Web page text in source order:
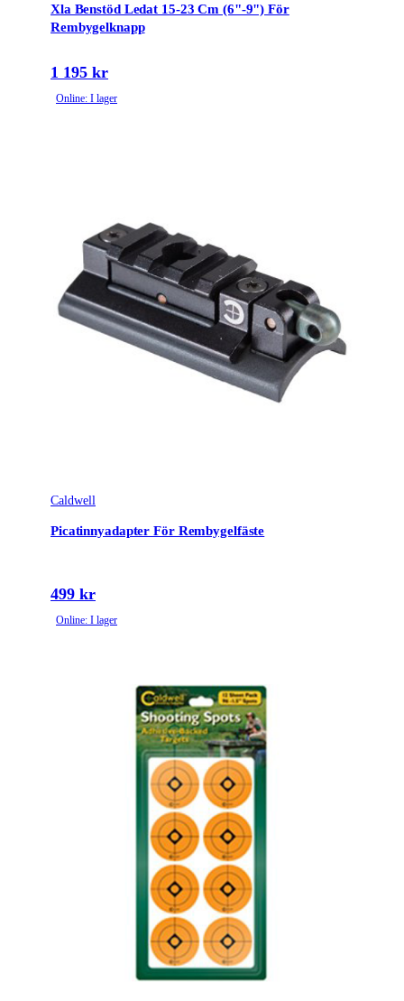
Xla Benstöd Ledat 15-23 Cm (6"-9") För
Rembygelknapp
1 195 kr
Online: I lager
Caldwell
Picatinnyadapter För Rembygelfäste
499 kr
Online: I lager